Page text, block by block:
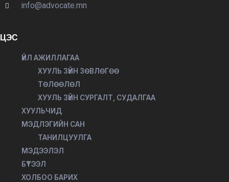
info@advocate.mn
ЦЭС
ҮЙЛ АЖИЛЛАГАА
ХУУЛЬ ЗҮЙН ЗӨВЛӨГӨӨ
ТӨЛӨӨЛӨЛ
ХУУЛЬ ЗҮЙН СУРГАЛТ, СУДАЛГАА
ХУУЛЬЧИД
МЭДЛЭГИЙН САН
ТАНИЛЦУУЛГА
МЭДЭЭЛЭЛ
БҮТЭЭЛ
ХОЛБОО БАРИХ